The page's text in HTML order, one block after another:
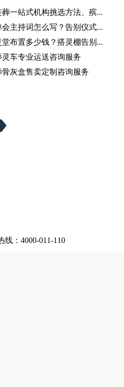
一站式机构挑选方法、殡...
主持词怎么写？告别仪式...
布置多少钱？搭灵棚告别...
车专业运送咨询服务
灰盒售卖定制咨询服务
线：4000-011-110